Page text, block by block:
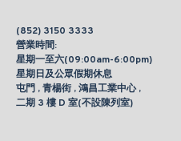
(852) 3150 3333
營業時間:
星期一至六(09:00am-6:00pm)
星期日及公眾假期休息
屯門 , 青楊街 , 鴻昌工業中心 ,
二期 3 樓 D 室(不設陳列室)